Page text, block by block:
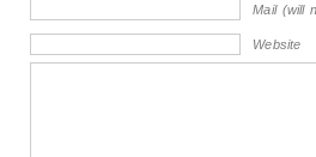
Mail (will
Website